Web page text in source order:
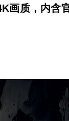
画质，内含